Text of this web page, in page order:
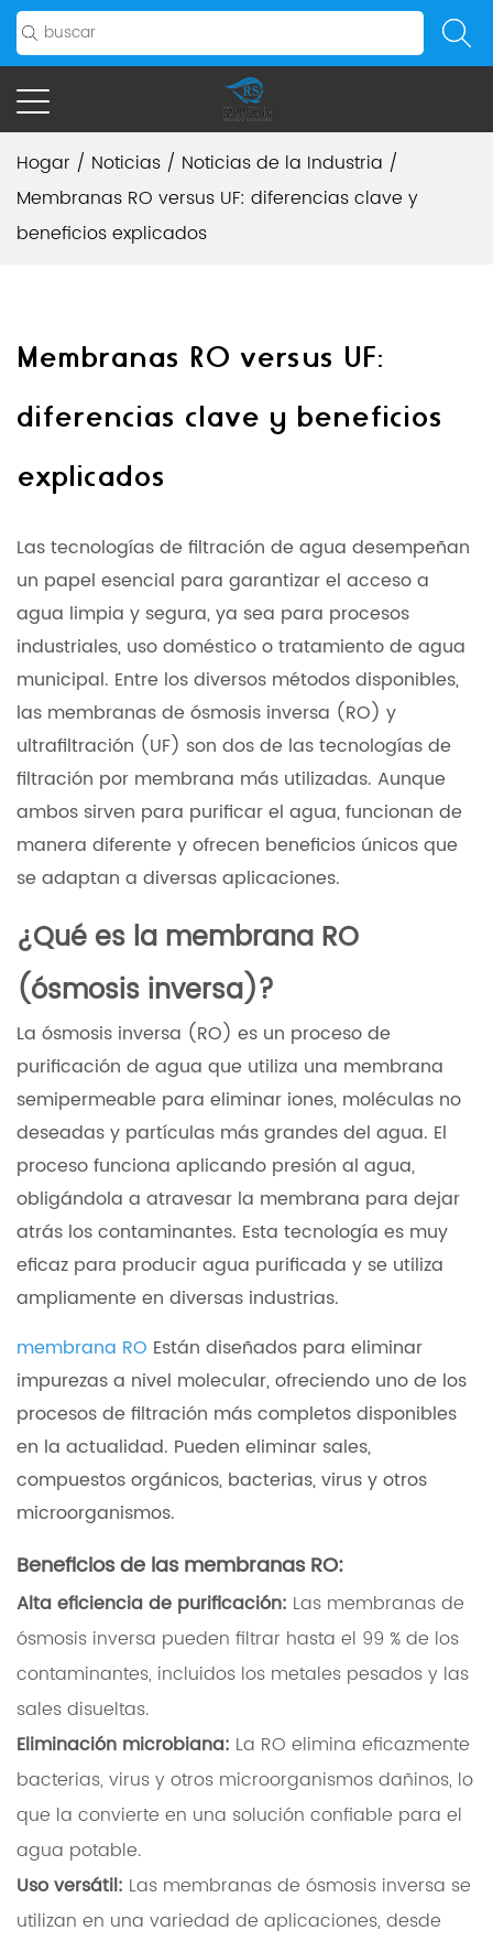
Hogar / Noticias / Noticias de la Industria /
Membranas RO versus UF: diferencias clave y
beneficios explicados
Membranas RO versus UF:
diferencias clave y beneficios
explicados
Las tecnologías de filtración de agua desempeñan
un papel esencial para garantizar el acceso a
agua limpia y segura, ya sea para procesos
industriales, uso doméstico o tratamiento de agua
municipal. Entre los diversos métodos disponibles,
las membranas de ósmosis inversa (RO) y
ultrafiltración (UF) son dos de las tecnologías de
filtración por membrana más utilizadas. Aunque
ambos sirven para purificar el agua, funcionan de
manera diferente y ofrecen beneficios únicos que
se adaptan a diversas aplicaciones.
¿Qué es la membrana RO
(ósmosis inversa)?
La ósmosis inversa (RO) es un proceso de
purificación de agua que utiliza una membrana
semipermeable para eliminar iones, moléculas no
deseadas y partículas más grandes del agua. El
proceso funciona aplicando presión al agua,
obligándola a atravesar la membrana para dejar
atrás los contaminantes. Esta tecnología es muy
eficaz para producir agua purificada y se utiliza
ampliamente en diversas industrias.
membrana RO Están diseñados para eliminar
impurezas a nivel molecular, ofreciendo uno de los
procesos de filtración más completos disponibles
en la actualidad. Pueden eliminar sales,
compuestos orgánicos, bacterias, virus y otros
microorganismos.
Beneficios de las membranas RO:
Alta eficiencia de purificación: Las membranas de
ósmosis inversa pueden filtrar hasta el 99 % de los
contaminantes, incluidos los metales pesados y las
sales disueltas.
Eliminación microbiana: La RO elimina eficazmente
bacterias, virus y otros microorganismos dañinos, lo
que la convierte en una solución confiable para el
agua potable.
Uso versátil: Las membranas de ósmosis inversa se
utilizan en una variedad de aplicaciones, desde